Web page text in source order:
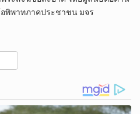
พิพาทภาคประชาชน มจร